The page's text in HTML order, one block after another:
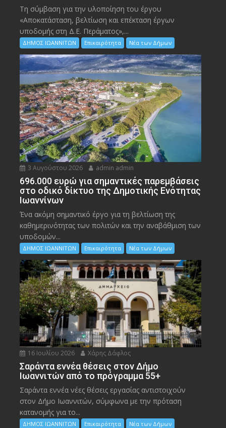
Τη σύμβαση για την υλοποίηση του έργου
«Αποκατάσταση, βελτίωση και επέκταση έργων
υποδομής στη Δ.Ε. Περάματος»,...
ΔΗΜΟΣ ΙΩΑΝΝΙΤΩΝ Επικαιρότητα Νέα των Δήμων
3 Αυγούστου 2026 admin admin
696.000 ευρώ για σημαντικές παρεμβάσεις
στο οδικό δίκτυο της Δημοτικής Ενότητας
Ιωαννίνων
Ένα ακόμη σημαντικό έργο για τη βελτίωση της
καθημερινότητας των πολιτών και την αναβάθμιση των
υποδομών...
ΔΗΜΟΣ ΙΩΑΝΝΙΤΩΝ Επικαιρότητα Νέα των Δήμων
16 Ιουλίου 2026 Χάρης Δάφλος
Σαράντα εννέα θέσεις στον Δήμο
Ιωαννιτών από το πρόγραμμα 55+
Σαράντα εννέα νέες θέσεις εργασίας αντιστοιχούν
στον Δήμο Ιωαννιτών, σύμφωνα με την πρόταση
κατανομής για το...
ΔΗΜΟΣ ΙΩΑΝΝΙΤΩΝ Επικαιρότητα Νέα των Δήμων